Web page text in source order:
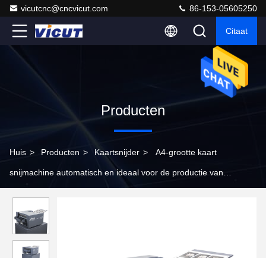
vicutcnc@cncvicut.com 86-153-05605250
Citaat
Producten
Huis > Producten > Kaartsnijder > A4-grootte kaart
snijmachine automatisch en ideaal voor de productie van